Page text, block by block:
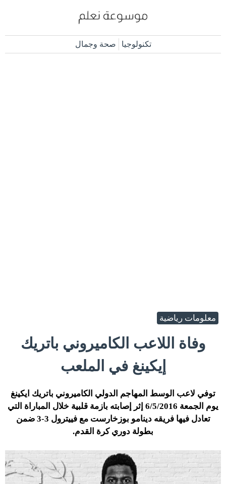
تكنولوجيا صحة وجمال
معلومات رياضية
وفاة اللاعب الكاميروني باتريك
إيكينغ في الملعب
توفي لاعب الوسط المهاجم الدولي الكاميروني باتريك ايكينغ
يوم الجمعة 6/5/2016 إثر إصابته بازمة قلبية خلال المباراة التي
تعادل فيها فريقه دينامو بوزخارست مع فييترول 3-3 ضمن
بطولة دوري كرة القدم.